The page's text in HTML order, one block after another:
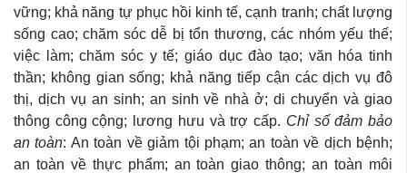
vững; khả năng tự phục hồi kinh tế, cạnh tranh; chất lượng
sống cao; chăm sóc dễ bị tổn thương, các nhóm yếu thế;
việc làm; chăm sóc y tế; giáo dục đào tạo; văn hóa tinh
thần; không gian sống; khả năng tiếp cận các dịch vụ đô
thị, dịch vụ an sinh; an sinh về nhà ở; di chuyển và giao
thông công cộng; lương hưu và trợ cấp. Chỉ số đảm bảo
an toàn: An toàn về giảm tội phạm; an toàn về dịch bệnh;
an toàn về thực phẩm; an toàn giao thông; an toàn môi